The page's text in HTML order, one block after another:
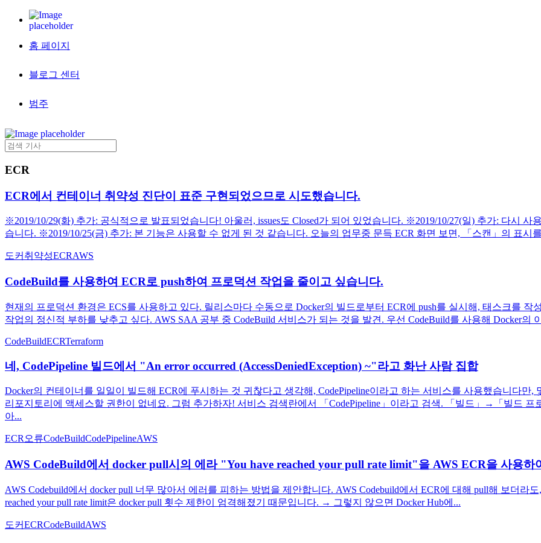
홈 페이지
블로그 센터
범주
ECR
ECR에서 컨테이너 취약성 진단이 표준 구현되었으므로 시도했습니다.
※2019/10/29(화) 추가: 공식적으로 발표되었습니다! 아울러, issues도 Closed가 되어 있었습니다. ※2019/10/27(일) 추가: 다시 사
습니다. ※2019/10/25(금) 추가: 본 기능은 사용할 수 없게 된 것 같습니다. 오늘의 업무중 문득 ECR 화면 보면, 「스캔」의 표시
도커 취약성ECRAWS
CodeBuild를 사용하여 ECR로 push하여 프로덕션 작업을 줄이고 싶습니다.
현재의 프로덕션 환경은 ECS를 사용하고 있다. 릴리스마다 수동으로 Docker의 빌드로부터 ECR에 push를 실시해, 태스크를
작업의 정신적 부하를 낮추고 싶다. AWS SAA 공부 중 CodeBuild 서비스가 되는 것을 발견. 우선 CodeBuild를 사용해 Docker의
CodeBuildECRTerraform
네, CodePipeline 빌드에서 "An error occurred (AccessDeniedException) ~"라고 화난 사람 집합
Docker의 컨테이너를 일일이 빌드해 ECR에 푸시하는 것 귀찮다고 생각해, CodePipeline이라고 하는 서비스를 사용했습니다
리포지토리에 액세스할 권한이 없네요. 그럼 추가하자! 서비스 검색란에서 「CodePipeline」이라고 검색. 「빌드」→「빌드
아...
ECR 오류CodeBuildCodePipelineAWS
AWS CodeBuild에서 docker pull시의 에라 "You have reached your pull rate limit"을 AWS ECR을 사용하
AWS Codebuild에서 docker pull 너무 많아서 에러를 피하는 방법을 제안합니다. AWS Codebuild에서 ECR에 대해 pull해 보더라
reached your pull rate limit은 docker pull 횟수 제한이 엄격해졌기 때문입니다. → 그렇지 않으면 Docker Hub에...
도커ECRCodeBuildAWS